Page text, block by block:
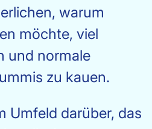
warum
möchte, viel
und normale
zu kauen.
Umfeld darüber, das